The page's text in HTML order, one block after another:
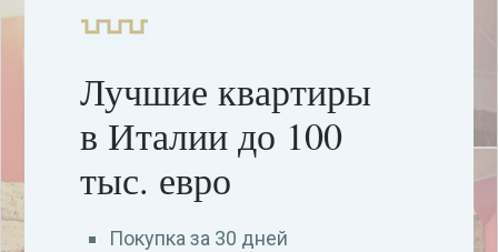
Лучшие квартиры
в Италии до 100
тыс. евро
Покупка за 30 дней